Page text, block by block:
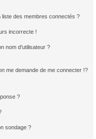
liste des membres connectés ?
incorrecte !
nom d’utilisateur ?
me demande de me connecter !?
?
sondage ?